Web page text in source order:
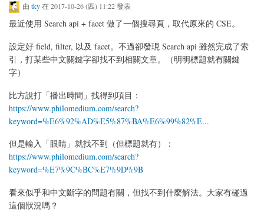
由 tky在 2017-10-26 (四) 11:22 發表
最近使用 Search api + facet 做了一個搜尋頁，取代原來的 CSE。
設定好 field, filter, 以及 facet。不過卻發現 Search api 雖然完成了索
引，打某些中文關鍵字卻找不到相關文章。（明明標題就有關鍵
字）
比方說打「播出時間」找得到項目：
https://www.philomedium.com/search?
keyword=%E6%92%AD%E5%87%BA%E6%99%82%E...
但是輸入「眼睛」就找不到（但標題就有）：
https://www.philomedium.com/search?
keyword=%E7%9C%BC%E7%9D%9B
看來似乎和中文斷字的問題有關，但找不到什麼解法。大家有碰過
這個狀況嗎？